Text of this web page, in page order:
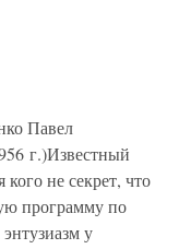
Павел
г.)Известный
не секрет, что
программу по
у